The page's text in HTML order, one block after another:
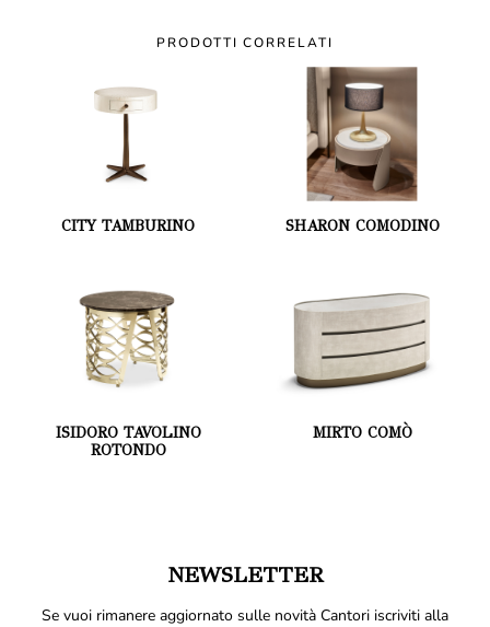
PRODOTTI CORRELATI
CITY TAMBURINO SHARON COMODINO
ISIDORO TAVOLINO
ROTONDO
MIRTO COMÒ
NEWSLETTER
Se vuoi rimanere aggiornato sulle novità Cantori iscriviti alla